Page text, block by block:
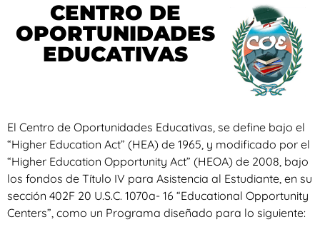
CENTRO DE
OPORTUNIDADES
EDUCATIVAS
El Centro de Oportunidades Educativas, se define bajo el
“Higher Education Act” (HEA) de 1965, y modificado por el
“Higher Education Opportunity Act” (HEOA) de 2008, bajo
los fondos de Título IV para Asistencia al Estudiante, en su
sección 402F 20 U.S.C. 1070a- 16 “Educational Opportunity
Centers”, como un Programa diseñado para lo siguiente: